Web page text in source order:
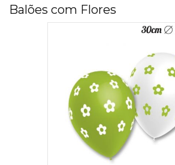
Balões com Flores